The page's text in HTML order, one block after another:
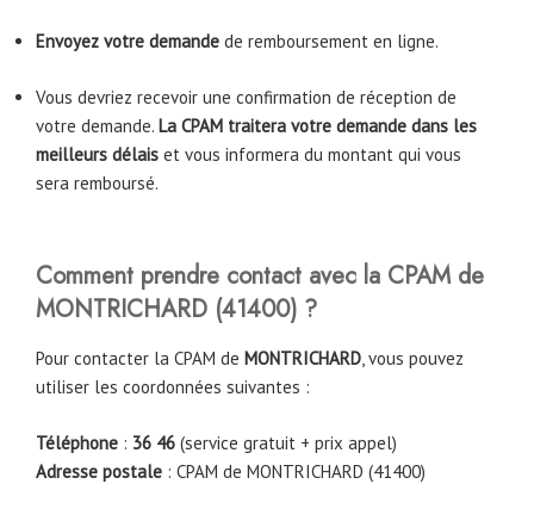
Envoyez votre demande de remboursement en ligne.
Vous devriez recevoir une confirmation de réception de
votre demande. La CPAM traitera votre demande dans les
meilleurs délais et vous informera du montant qui vous
sera remboursé.
Comment prendre contact avec la CPAM de
MONTRICHARD (41400) ?
Pour contacter la CPAM de MONTRICHARD, vous pouvez
utiliser les coordonnées suivantes :
Téléphone : 36 46 (service gratuit + prix appel)
Adresse postale : CPAM de MONTRICHARD (41400)